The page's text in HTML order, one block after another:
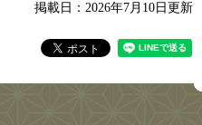
掲載日：2026年7月10日更新